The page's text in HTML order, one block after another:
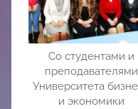
Со студентами и
преподавателями
Университета
и экономики